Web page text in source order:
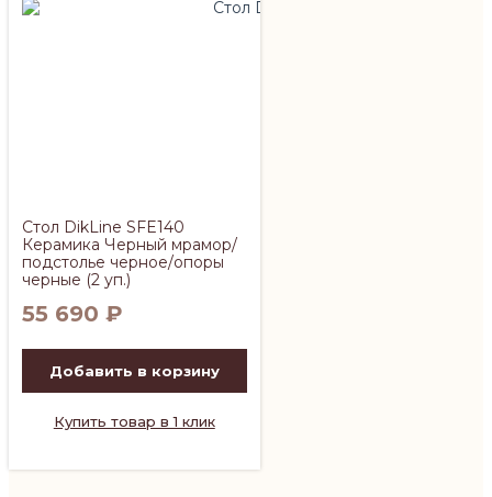
Стол DikLine SFE140
Керамика Черный мрамор/
подстолье черное/опоры
черные (2 уп.)
55 690 ₽
Добавить в корзину
Купить товар в 1 клик